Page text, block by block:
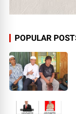
POPULAR